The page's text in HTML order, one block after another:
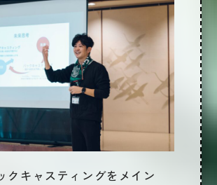
クキャスティングをメイン